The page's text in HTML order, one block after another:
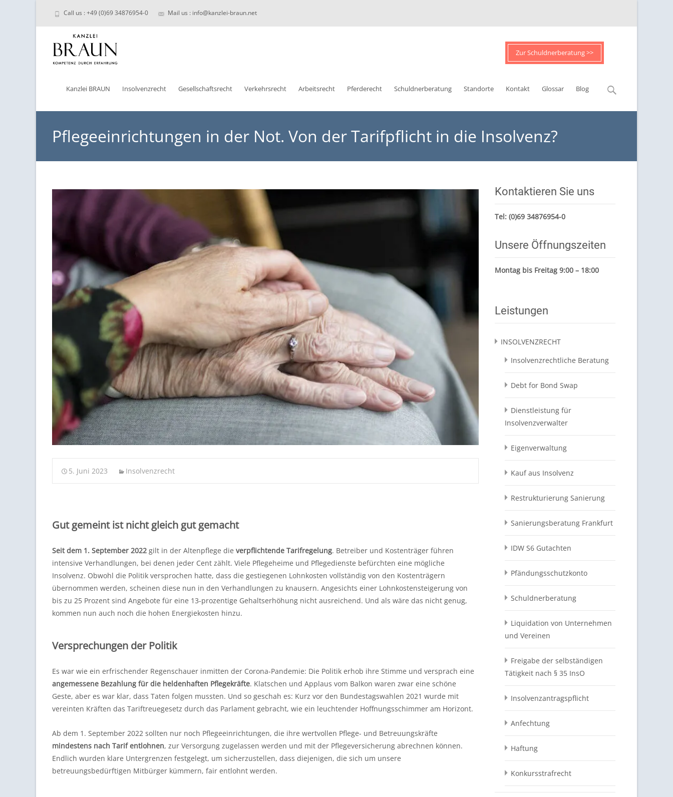
Call us : +49 (0)69 34876954-0 Mail us : info@kanzlei-braun.net
toKanzlei BRAUN Insolvenzrecht Gesellschaftsrecht Verkehrsrecht Arbeitsrecht Pferderecht Schuldnerberatung Standorte Kontakt
Zur Schuldnerberatung >>
Glossar Blog
Suchen
nach:
Pflegeeinrichtungen in der Not. Von der Tarifpflicht in die Insolvenz?
5. Juni 2023 Insolvenzrecht
Gut gemeint ist nicht gleich gut gemacht
Seit dem 1. September 2022 gilt in der Altenpflege die verpflichtende Tarifregelung. Betreiber und Kostenträger führen
intensive Verhandlungen, bei denen jeder Cent zählt. Viele Pflegeheime und Pflegedienste befürchten eine mögliche
Insolvenz. Obwohl die Politik versprochen hatte, dass die gestiegenen Lohnkosten vollständig von den Kostenträgern
übernommen werden, scheinen diese nun in den Verhandlungen zu knausern. Angesichts einer Lohnkostensteigerung von
bis zu 25 Prozent sind Angebote für eine 13-prozentige Gehaltserhöhung nicht ausreichend. Und als wäre das nicht genug,
kommen nun auch noch die hohen Energiekosten hinzu.
Versprechungen der Politik
Es war wie ein erfrischender Regenschauer inmitten der Corona-Pandemie: Die Politik erhob ihre Stimme und versprach eine
angemessene Bezahlung für die heldenhaften Pflegekräfte. Klatschen und Applaus vom Balkon waren zwar eine schöne
Geste, aber es war klar, dass Taten folgen mussten. Und so geschah es: Kurz vor den Bundestagswahlen 2021 wurde mit
vereinten Kräften das Tariftreuegesetz durch das Parlament gebracht, wie ein leuchtender Hoffnungsschimmer am Horizont.
Ab dem 1. September 2022 sollten nur noch Pflegeeinrichtungen, die ihre wertvollen Pflege- und Betreuungskräfte
mindestens nach Tarif entlohnen, zur Versorgung zugelassen werden und mit der Pflegeversicherung abrechnen können.
Endlich wurden klare Untergrenzen festgelegt, um sicherzustellen, dass diejenigen, die sich um unsere
betreuungsbedürftigen Mitbürger kümmern, fair entlohnt werden.
Kontaktieren Sie uns
Tel: (0)69 34876954-0
Unsere Öffnungszeiten
Montag bis Freitag 9:00 – 18:00
Leistungen
INSOLVENZRECHT
Insolvenzrechtliche Beratung
Debt for Bond Swap
Dienstleistung für
Insolvenzverwalter
Eigenverwaltung
Kauf aus Insolvenz
Restrukturierung Sanierung
Sanierungsberatung Frankfurt
IDW S6 Gutachten
Pfändungsschutzkonto
Schuldnerberatung
Liquidation von Unternehmen
und Vereinen
Freigabe der selbständigen
Tätigkeit nach § 35 InsO
Insolvenzantragspflicht
Anfechtung
Haftung
Konkursstrafrecht